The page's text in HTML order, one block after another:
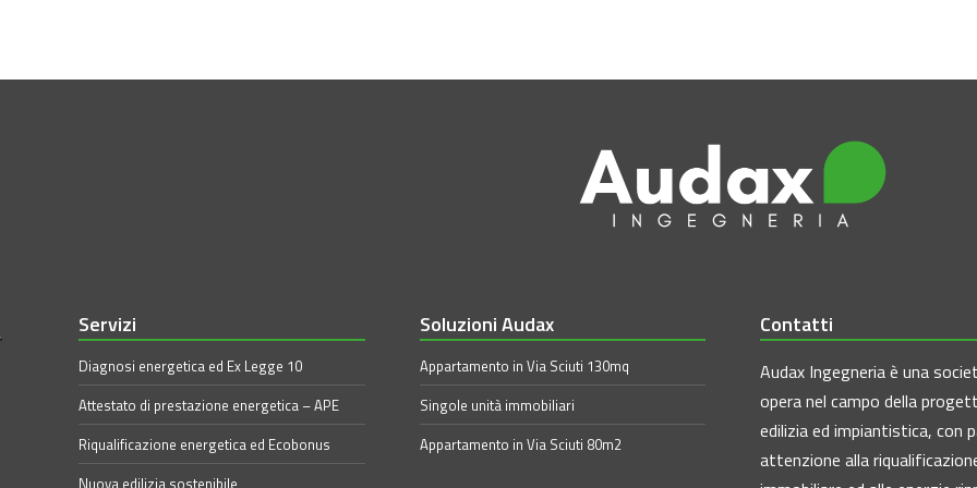
Servizi
Diagnosi energetica ed Ex Legge 10
Attestato di prestazione energetica – APE
Riqualificazione energetica ed Ecobonus
Nuova edilizia sostenibile
Soluzioni Audax
Appartamento in Via Sciuti 130mq
Singole unità immobiliari
Appartamento in Via Sciuti 80m2
Contatti
Audax Ingegneria è una
opera nel campo della
edilizia ed impiantistica, con
attenzione alla